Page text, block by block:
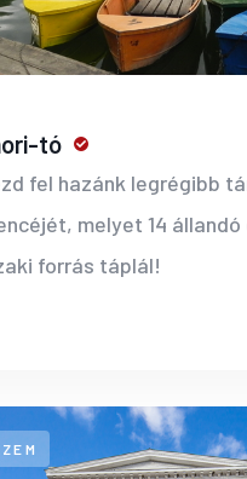
tó
fel hazánk legrégibb
melyet 14 állandó
forrás táplál!